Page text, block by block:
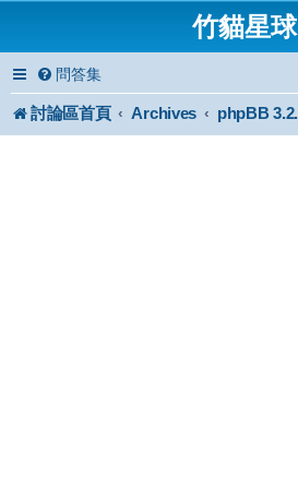
竹貓星球
問答集
討論區首頁 Archives